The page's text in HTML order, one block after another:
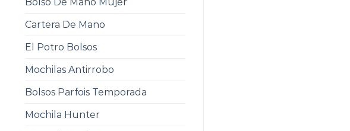
Cartera De Mano
El Potro Bolsos
Mochilas Antirrobo
Bolsos Parfois Temporada
Mochila Hunter